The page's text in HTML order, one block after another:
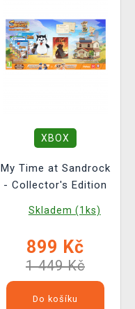
XBOX
My Time at Sandrock
- Collector's Edition
Skladem (1ks)
899 Kč
1 449 Kč
Do košíku